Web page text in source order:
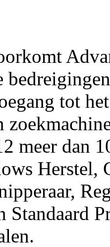
tot
meer dan
Herstel,
Standaard